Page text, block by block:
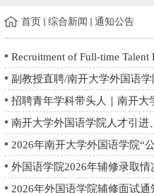
首页 综合新闻 通知公告
Recruitment of Full-time Talent
副教授直聘/南开大学外国语
招聘青年学科带头人｜南开
南开大学外国语学院人才引进
2026年南开大学外国语学院“
外国语学院2026年辅修录取情
2026年外国语学院辅修面试通